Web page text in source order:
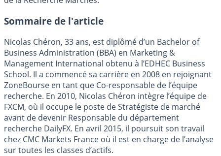
Sommaire de l'article
Nicolas Chéron, 33 ans, est diplômé d’un Bachelor of
Business Administration (BBA) en Marketing &
Management International obtenu à l’EDHEC Business
School. Il a commencé sa carrière en 2008 en rejoignant
ZoneBourse en tant que Co-responsable de l’équipe
recherche. En 2010, Nicolas Chéron intègre l’équipe de
FXCM, où il occupe le poste de Stratégiste de marché
avant de devenir Responsable du département
recherche DailyFX. En avril 2015, il poursuit son travail
chez CMC Markets France où il est en charge de l’analyse
sur toutes les classes d’actifs.